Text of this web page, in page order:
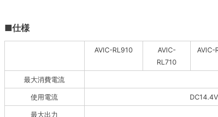
■仕様
AVIC-RL910
AVIC-
RL710
AVIC-
最大消費電流
使用電流
最大出力